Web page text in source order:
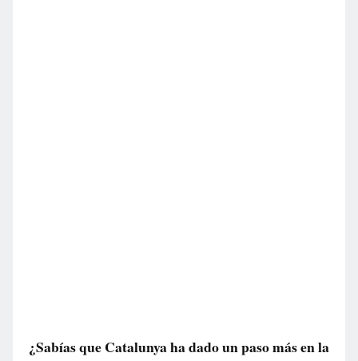
¿Sabías que Catalunya ha dado un paso más en la